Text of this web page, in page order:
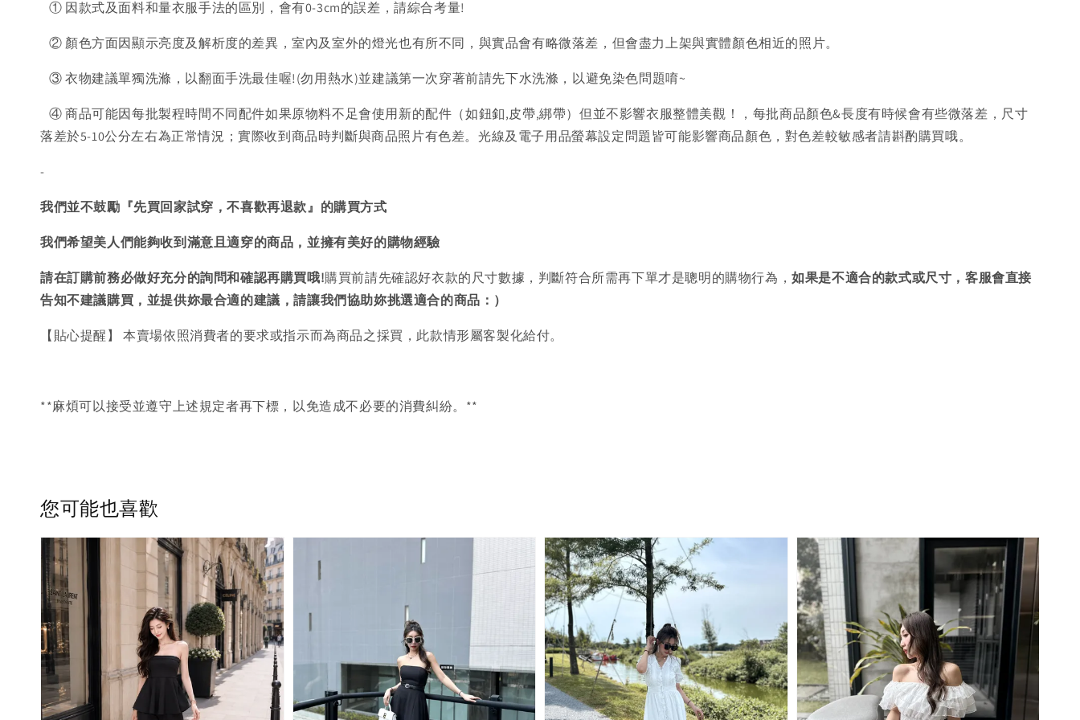
① 因款式及面料和量衣服手法的區別，會有0-3cm的誤差，請綜合考量!
② 顏色方面因顯示亮度及解析度的差異，室內及室外的燈光也有所不同，與實品會有略微落差，但會盡力上架與實體顏色相近的照片。
③ 衣物建議單獨洗滌，以翻面手洗最佳喔!(勿用熱水)並建議第一次穿著前請先下水洗滌，以避免染色問題唷~
④ 商品可能因每批製程時間不同配件如果原物料不足會使用新的配件（如鈕釦,皮帶,綁帶）但並不影響衣服整體美觀！，每批商品顏色&長度有時候會有些微落差，尺寸
落差於5-10公分左右為正常情況；實際收到商品時判斷與商品照片有色差。光線及電子用品螢幕設定問題皆可能影響商品顏色，對色差較敏感者請斟酌購買哦。
-
我們並不鼓勵『先買回家試穿，不喜歡再退款』的購買方式
我們希望美人們能夠收到滿意且適穿的商品，並擁有美好的購物經驗
請在訂購前務必做好充分的詢問和確認再購買哦!購買前請先確認好衣款的尺寸數據，判斷符合所需再下單才是聰明的購物行為，如果是不適合的款式或尺寸，客服會直接
告知不建議購買， 並提供妳最合適的建議，請讓我們協助妳挑選適合的商品：）
【貼心提醒】 本賣場依照消費者的要求或指示而為商品之採買，此款情形屬客製化給付。
**麻煩可以接受並遵守上述規定者再下標，以免造成不必要的消費糾紛。**
您可能也喜歡